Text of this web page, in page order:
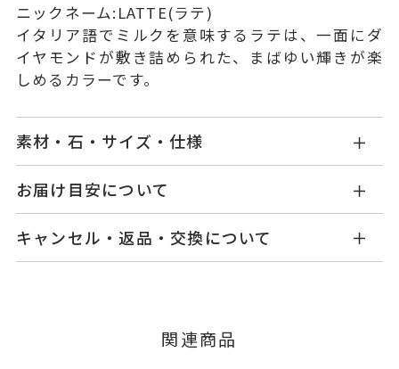
ニックネーム:LATTE(ラテ)
イタリア語でミルクを意味するラテは、一面にダ
イヤモンドが敷き詰められた、まばゆい輝きが楽
しめるカラーです。
素材・石・サイズ・仕様
品番
GL0003N110WDPG
素材
K18ピンクゴールド
石
ダイヤモンド0.70ct
チェーン全長(取り外し不可) 40c
お届け目安について
せ。
ご注文およびご入金確認後、以下の日程にて発送
■お届け目安が「3営業日以内に発送」の商品
キャンセル・返品・交換について
ージの購入履歴一覧よりご注文状況をご確認いた
関連商品